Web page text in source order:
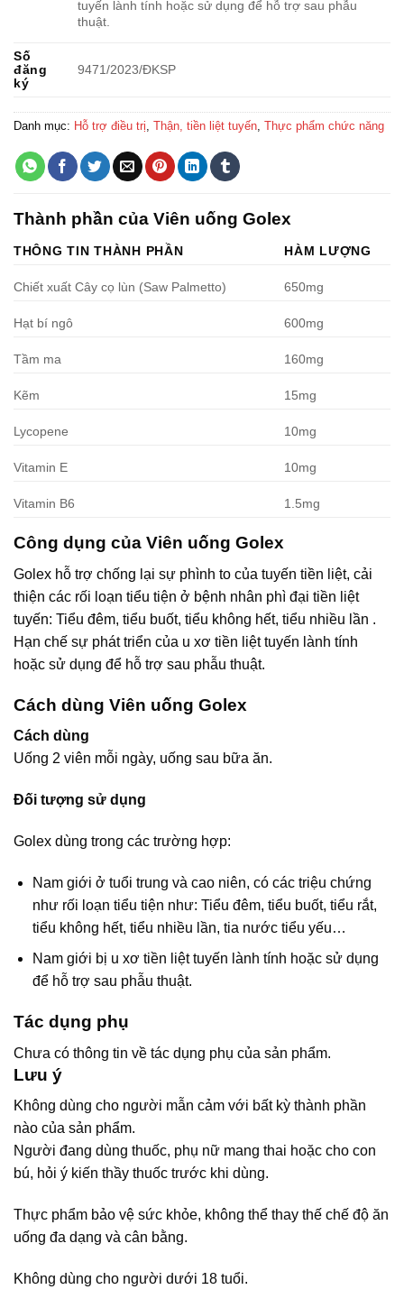
tuyến lành tính hoặc sử dụng để hỗ trợ sau phẫu
thuật.
Số
đăng
ký
9471/2023/ĐKSP
Danh mục: Hỗ trợ điều trị Thận, tiền liệt tuyến Thực phẩm chức năng
Thành phần của Viên uống Golex
THÔNG TIN THÀNH PHẦN HÀM LƯỢNG
Chiết xuất Cây cọ lùn (Saw Palmetto) 650mg
Hạt bí ngô 600mg
Tầm ma 160mg
Kẽm 15mg
Lycopene 10mg
Vitamin E 10mg
Vitamin B6 1.5mg
Công dụng của Viên uống Golex
Golex hỗ trợ chống lại sự phình to của tuyến tiền liệt, cải
thiện các rối loạn tiểu tiện ở bệnh nhân phì đại tiền liệt
tuyến: Tiểu đêm, tiểu buốt, tiểu không hết, tiểu nhiều lần .
Hạn chế sự phát triển của u xơ tiền liệt tuyến lành tính
hoặc sử dụng để hỗ trợ sau phẫu thuật.
Cách dùng Viên uống Golex
Cách dùng
Uống 2 viên mỗi ngày, uống sau bữa ăn.
Đối tượng sử dụng
Golex dùng trong các trường hợp:
Nam giới ở tuổi trung và cao niên, có các triệu chứng
như rối loạn tiểu tiện như: Tiểu đêm, tiểu buốt, tiểu rắt,
tiểu không hết, tiểu nhiều lần, tia nước tiểu yếu…
Nam giới bị u xơ tiền liệt tuyến lành tính hoặc sử dụng
để hỗ trợ sau phẫu thuật.
Tác dụng phụ
Chưa có thông tin về tác dụng phụ của sản phẩm.
Lưu ý
Không dùng cho người mẫn cảm với bất kỳ thành phần
nào của sản phẩm.
Người đang dùng thuốc, phụ nữ mang thai hoặc cho con
bú, hỏi ý kiến thầy thuốc trước khi dùng.
Thực phẩm bảo vệ sức khỏe, không thể thay thế chế độ ăn
uống đa dạng và cân bằng.
Không dùng cho người dưới 18 tuổi.